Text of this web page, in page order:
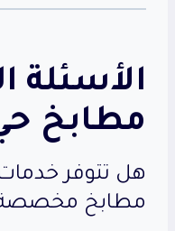
الأسئلة
مطابخ
هل تتوفر
مطابخ مخصصة